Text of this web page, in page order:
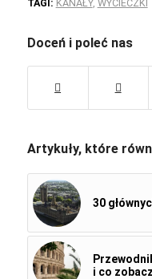
TAGI: KANAŁY, WYCIECZKI
Doceń i poleć nas
Artykuły, które
30
i co